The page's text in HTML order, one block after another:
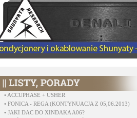
• ACCUPHASE + USHER
• FONICA - REGA (KONTYNUACJA Z 05,06.2013)
• JAKI DAC DO XINDAKA A06?